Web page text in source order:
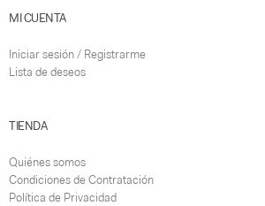
MI CUENTA
Iniciar sesión / Registrarme
Lista de deseos
TIENDA
Quiénes somos
Condiciones de Contratación
Política de Privacidad